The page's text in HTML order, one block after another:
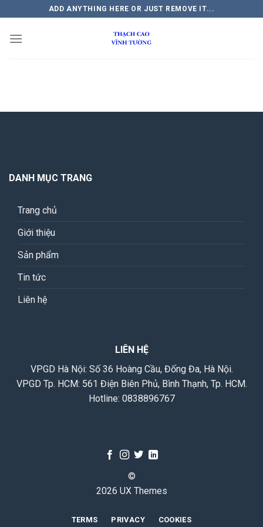
qua
nội
ADD ANYTHING HERE OR JUST REMOVE IT...
DANH MỤC TRANG
Trang chủ
Giới thiệu
Sản phẩm
Tin tức
Liên hệ
LIÊN HỆ
VPGD Hà Nội: Số 36 Hoàng Cầu, Đống Đa, Hà Nội.
VPGD Tp. HCM: 561 Điện Biên Phủ, Bình Thạnh, Tp. HCM.
Hotline: 0838896767
©
2026 UX Themes
TERMS PRIVACY COOKIES